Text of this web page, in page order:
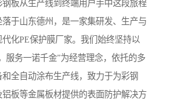
钢板从生产线到终端用户手中这段旅程
于山东德州，是一家集研发、生产与
化PE保护膜厂家。我们始终坚持以
服务一诺千金”为经营理念，依托的多
全自动涂布生产线，致力于为彩钢
板等金属板材提供的表面防护解决方